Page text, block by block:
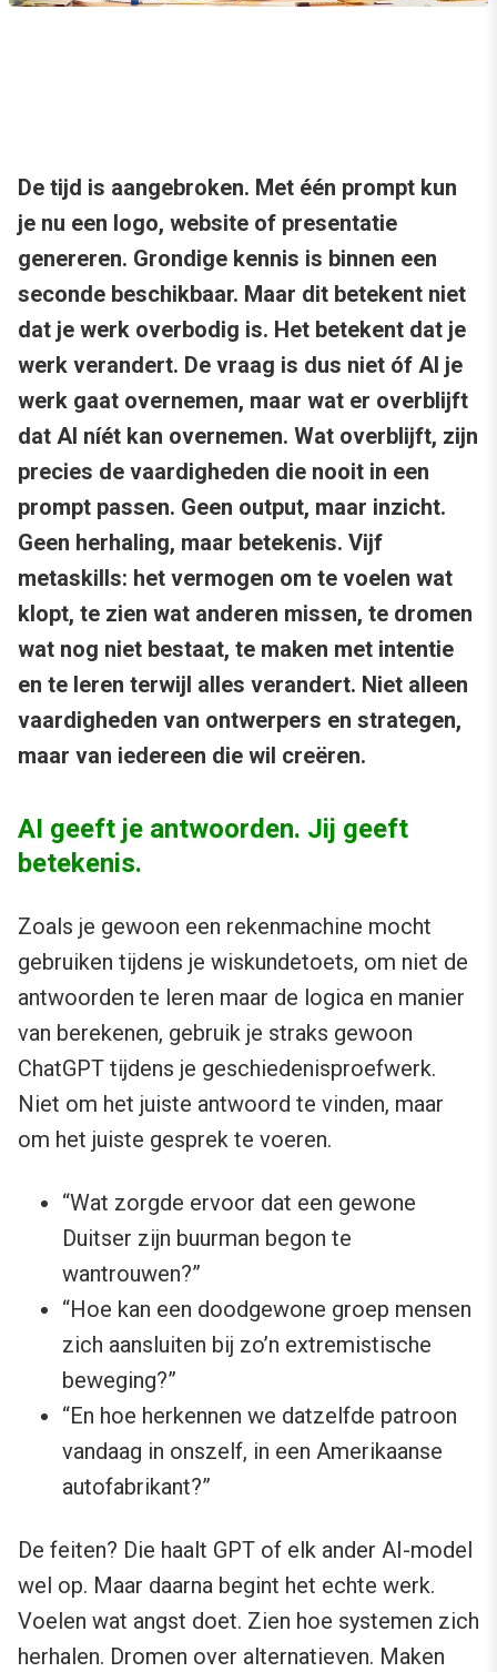
De tijd is aangebroken. Met één prompt kun
je nu een logo, website of presentatie
genereren. Grondige kennis is binnen een
seconde beschikbaar. Maar dit betekent niet
dat je werk overbodig is. Het betekent dat je
werk verandert. De vraag is dus niet óf AI je
werk gaat overnemen, maar wat er overblijft
dat AI níét kan overnemen. Wat overblijft, zijn
precies de vaardigheden die nooit in een
prompt passen. Geen output, maar inzicht.
Geen herhaling, maar betekenis. Vijf
metaskills: het vermogen om te voelen wat
klopt, te zien wat anderen missen, te dromen
wat nog niet bestaat, te maken met intentie
en te leren terwijl alles verandert. Niet alleen
vaardigheden van ontwerpers en strategen,
maar van iedereen die wil creëren.
AI geeft je antwoorden. Jij geeft
betekenis.
Zoals je gewoon een rekenmachine mocht
gebruiken tijdens je wiskundetoets, om niet de
antwoorden te leren maar de logica en manier
van berekenen, gebruik je straks gewoon
ChatGPT tijdens je geschiedenisproefwerk.
Niet om het juiste antwoord te vinden, maar
om het juiste gesprek te voeren.
“Wat zorgde ervoor dat een gewone
Duitser zijn buurman begon te
wantrouwen?”
“Hoe kan een doodgewone groep mensen
zich aansluiten bij zo’n extremistische
beweging?”
“En hoe herkennen we datzelfde patroon
vandaag in onszelf, in een Amerikaanse
autofabrikant?”
De feiten? Die haalt GPT of elk ander AI-model
wel op. Maar daarna begint het echte werk.
Voelen wat angst doet. Zien hoe systemen zich
herhalen. Dromen over alternatieven. Maken